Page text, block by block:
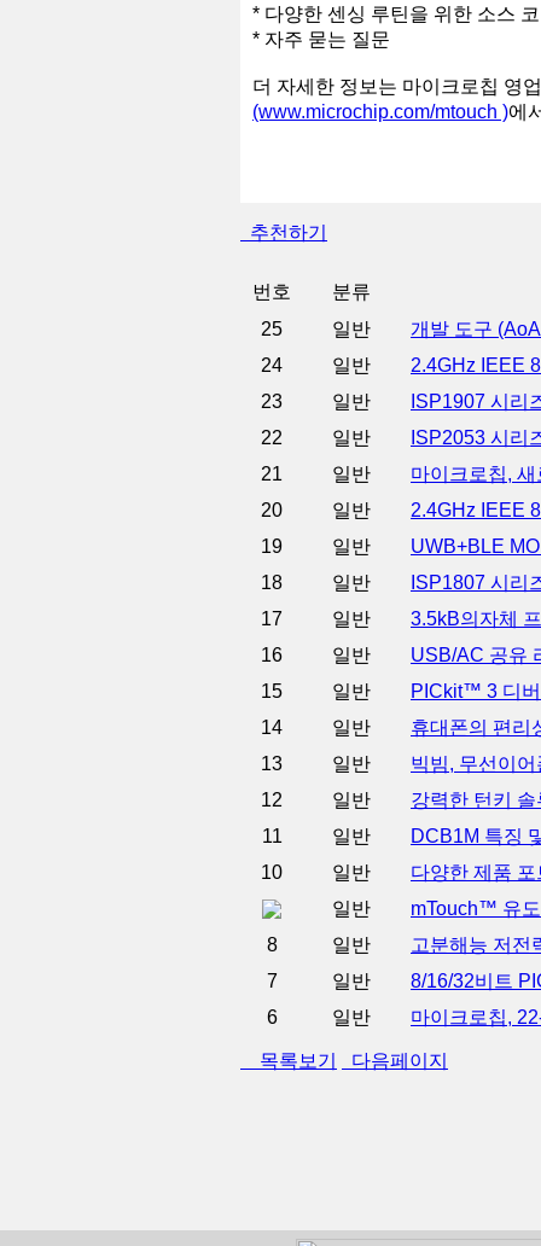
* 다양한 센싱 루틴을 위한 소스
* 자주 묻는 질문
더 자세한 정보는 마이크로칩 영
(www.microchip.com/mtouch )에
추천하기
번호
분류
25
일반
개발 도구
24
일반
2.4GHz IEEE
23
일반
ISP1907 시리
22
일반
ISP2053 시리
21
일반
마이크로칩,
20
일반
2.4GHz IEEE
19
일반
UWB+BLE
18
일반
ISP1807 시리
17
일반
3.5kB의자체
16
일반
USB/AC 공유
15
일반
PICkit™ 3 디
14
일반
휴대폰의 편리
13
일반
빅빔, 무선이어
12
일반
강력한 턴키
11
일반
DCB1M 특징
10
일반
다양한 제품
일반
mTouch™ 유
8
일반
고분해능 저전
7
일반
8/16/32비트
6
일반 마이크로칩,
목록보기 다음페이지